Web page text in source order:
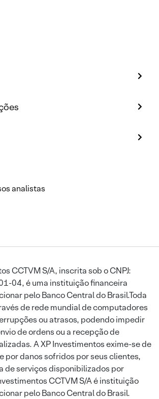
analistas
CCTVM S/A, inscrita sob o CNPJ:
04, é uma instituição financeira
pelo Banco Central do Brasil.Toda
de rede mundial de computadores
ou atrasos, podendo impedir
de ordens ou a recepção de
A XP Investimentos exime-se de
por danos sofridos por seus clientes,
de serviços disponibilizados por
CCTVM S/A é instituição
pelo Banco Central do Brasil.